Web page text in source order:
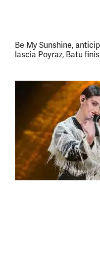
Be My Sunshine,
lascia Poyraz, Batu